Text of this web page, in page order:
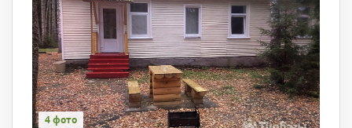
4 фото